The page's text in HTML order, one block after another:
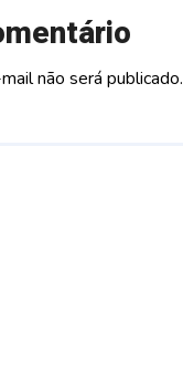
não será publicado.